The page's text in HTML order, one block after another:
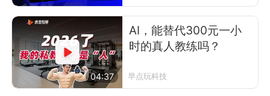
04:37
AI，能替代300元一小
时的真人教练吗？
早点玩科技